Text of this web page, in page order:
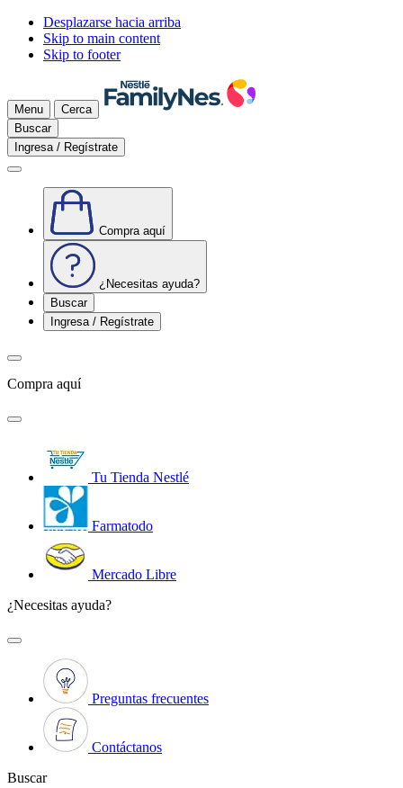
Desplazarse hacia arriba
Skip to main content
Skip to footer
Menu
Cerca
Buscar
Ingresa / Regístrate
Compra aquí
¿Necesitas ayuda?
Buscar
Ingresa / Regístrate
Compra aquí
Tu Tienda Nestlé
Farmatodo
Mercado Libre
¿Necesitas ayuda?
Preguntas frecuentes
Contáctanos
Buscar